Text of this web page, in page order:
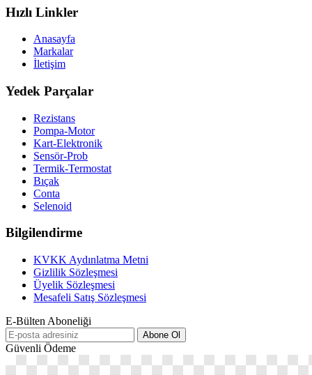
Hızlı Linkler
Anasayfa
Markalar
İletişim
Yedek Parçalar
Rezistans
Pompa-Motor
Kart-Elektronik
Sensör-Prob
Termik-Termostat
Bıçak
Conta
Selenoid
Bilgilendirme
KVKK Aydınlatma Metni
Gizlilik Sözleşmesi
Üyelik Sözleşmesi
Mesafeli Satış Sözleşmesi
E-Bülten Aboneliği
Abone Ol
Güvenli Ödeme